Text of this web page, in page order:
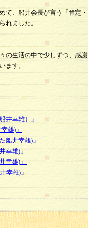
て、船井会長が言う「肯定・
れました。
の生活の中で少しずつ、感謝
ます。
井幸雄）」
雄)」
船井幸雄)」
幸雄)」
幸雄)」
幸雄)」